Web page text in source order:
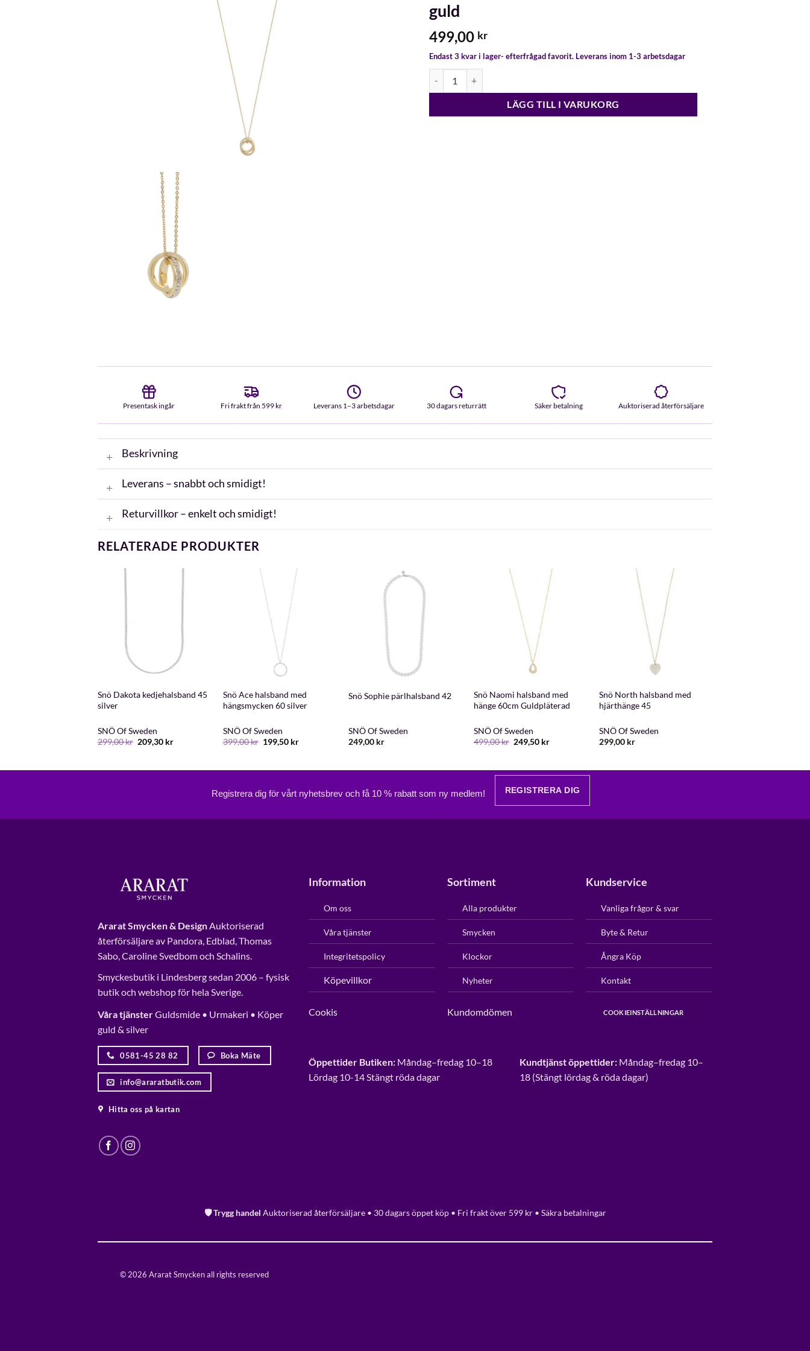
guld
499,00 kr
Endast 3 kvar i lager- efterfrågad favorit. Leverans inom 1-3 arbetsdagar
LÄGG TILL I VARUKORG
Presentask ingår Fri frakt från 599 kr Leverans 1–3 arbetsdagar 30 dagars returrätt Säker betalning Auktoriserad återförsäljare
Beskrivning
Leverans – snabbt och smidigt!
Returvillkor – enkelt och smidigt!
RELATERADE PRODUKTER
Snö Dakota kedjehalsband 45
silver
SNÖ Of Sweden
299,00kr Det
ursprungliga
209,30 krDet
Snö Ace halsband med
hängsmycken 60 silver
SNÖ Of Sweden
399,00kr Det
ursprungliga
199,50 krDet
Snö Sophie pärlhalsband 42
SNÖ Of Sweden
249,00 kr
Snö Naomi halsband med
hänge 60cm Guldpläterad
SNÖ Of Sweden
499,00kr Det
ursprungliga
499,00 kr.
249,50 krDet
249,50 kr.
Snö North halsband med
hjärthänge 45
SNÖ Of Sweden
299,00 kr
Registrera dig för vårt nyhetsbrev och få 10 % rabatt som ny medlem! REGISTRERA DIG
Ararat Smycken & Design Auktoriserad
återförsäljare av Pandora, Edblad, Thomas
Sabo, Caroline Svedbom och Schalins.
Smyckesbutik i Lindesberg sedan 2006 – fysisk
butik och webshop för hela Sverige.
Våra tjänsterGuldsmide • Urmakeri • Köper
guld & silver
0581-45 28 82 Boka Mäte
info@araratbutik.com
Hitta oss på kartan
Information
Om oss
Våra tjänster
Integritetspolicy
Köpevillkor
Cookis
Sortiment
Alla produkter
Smycken
Klockor
Nyheter
Kundomdömen
Kundservice
Vanliga frågor & svar
Byte & Retur
Ångra Köp
Kontakt
COOKIEINSTÄLLNINGAR
Öppettider Butiken: Måndag–fredag 10–18
Lördag 10-14 Stängt röda dagar
Kundtjänst öppettider: Måndag–fredag 10–
18 (Stängt lördag & röda dagar)
🛡️ Trygg handel Auktoriserad återförsäljare • 30 dagars öppet köp • Fri frakt över 599 kr • Säkra betalningar
© 2026 Ararat Smycken all rights reserved